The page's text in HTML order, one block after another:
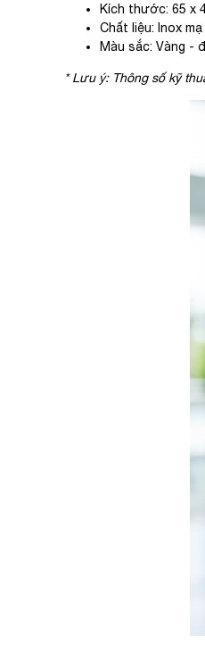
Kích thước: 65 x
Chất liệu: Inox mạ
Màu sắc: Vàng -
* Lưu ý: Thông số kỹ